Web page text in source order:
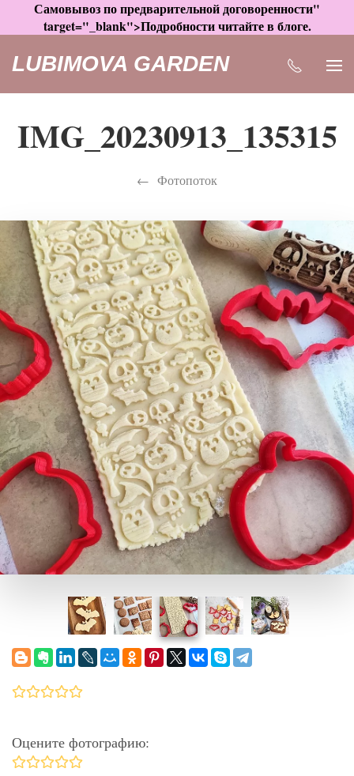
Самовывоз по предварительной договоренности"
target="_blank">Подробности читайте в блоге.
LUBIMOVA GARDEN
IMG_20230913_135315
Фотопоток
Оцените фотографию: